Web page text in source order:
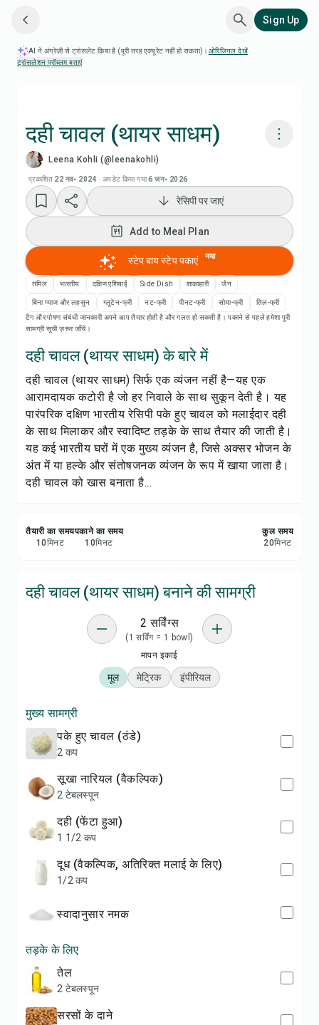
Sign Up
AI ने अंग्रेज़ी से ट्रांसलेट किया है (पूरी तरह एक्यूरेट नहीं हो सकता)। ओरिजिनल देखें·
ट्रांसलेशन प्रॉब्लम बताएं
दही चावल (थायर साधम)
Leena Kohli (@leenakohli)
प्रकाशित 22 नव॰ 2024 ·अपडेट किया गया 6 जन॰ 2026
रेसिपी वीडियो देखें
Add to Meal Plan
Add to Shopping List
रेसिपी नोट्स
रेसिपी प्रिंट करें
सेव करें
शेयर करें
रिपोर्ट करें
रेसिपी पर जाएं
Add to Meal Plan
स्टेप बाय स्टेप पकाएं नया
तमिल भारतीय दक्षिण एशियाई Side Dish शाकाहारी जैन
बिना प्याज और लहसुन ग्लूटेन-फ्री नट-फ्री पीनट-फ्री सोया-फ्री
तिल-फ्री
टैग और पोषण संबंधी जानकारी अपने आप तैयार होती है और गलत हो सकती है। पकाने से पहले हमेशा पूरी
सामग्री सूची ज़रूर जाँचें।
दही चावल (थायर साधम) के बारे में
दही चावल (थायर साधम) सिर्फ एक व्यंजन नहीं है—यह एक
आरामदायक कटोरी है जो हर निवाले के साथ सुकून देती है। यह
पारंपरिक दक्षिण भारतीय रेसिपी पके हुए चावल को मलाईदार दही
के साथ मिलाकर और स्वादिष्ट तड़के के साथ तैयार की जाती है।
यह कई भारतीय घरों में एक मुख्य व्यंजन है, जिसे अक्सर भोजन के
अंत में या हल्के और संतोषजनक व्यंजन के रूप में खाया जाता है।
दही चावल को खास बनाता है...
तैयारी का समय
10मिनट
पकाने का समय
10मिनट
कुल समय
20मिनट
दही चावल (थायर साधम) बनाने की सामग्री
2 सर्विंग्स
(1 सर्विंग = 1 bowl)
मापन इकाई
मूल मेट्रिक इंपीरियल
मुख्य सामग्री
पके हुए चावल (ठंडे)
2 कप
सूखा नारियल (वैकल्पिक)
2 टेबलस्पून
दही (फेंटा हुआ)
1 1/2 कप
दूध (वैकल्पिक, अतिरिक्त मलाई के लिए)
1/2 कप
स्वादानुसार नमक
तड़के के लिए
तेल
2 टेबलस्पून
सरसों के दाने